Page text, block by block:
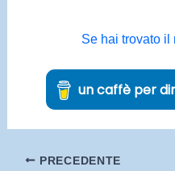
Se hai trovato il
PRECEDENTE